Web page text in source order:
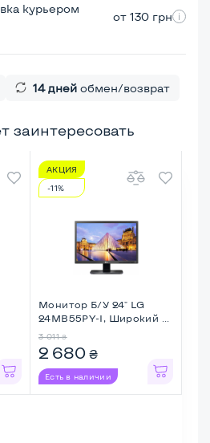
курьером
от 130 грн
14 дней обмен/возврат
заинтересовать
АКЦИЯ
-11%
Монитор Б/У 24" LG
24MB55PY-I, Широкий ...
3 011 ₴
2 680 ₴
Есть в наличии